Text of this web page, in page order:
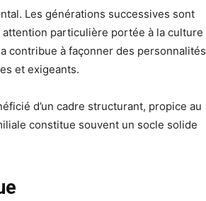
Les générations successives sont
particulière portée à la culture
contribue à façonner des personnalités
et exigeants.
d’un cadre structurant, propice au
constitue souvent un socle solide